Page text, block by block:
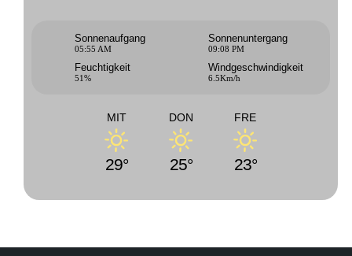
Sonnenaufgang
05:55 AM
Sonnenuntergang
09:08 PM
Feuchtigkeit
51%
Windgeschwindigkeit
6.5Km/h
MIT
29°
DON
25°
FRE
23°